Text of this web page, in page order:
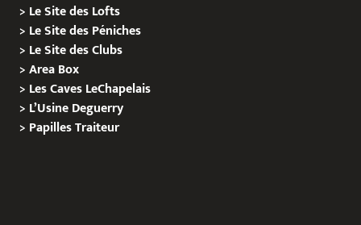
> Le Site des Lofts
> Le Site des Péniches
> Le Site des Clubs
>Area Box
> Les Caves LeChapelais
> L’Usine Deguerry
> PapillesTraiteur